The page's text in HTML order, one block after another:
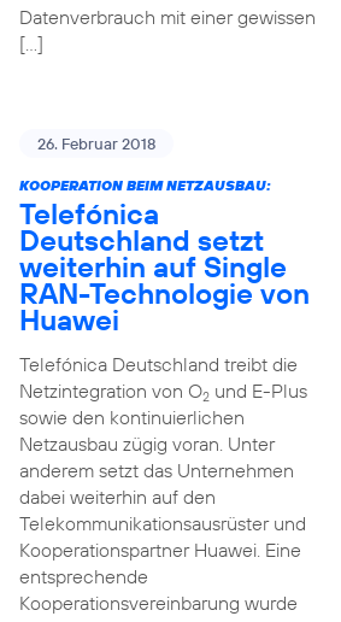
Datenverbrauch mit einer gewissen
[…]
26. Februar 2018
KOOPERATION BEIM NETZAUSBAU:
Telefónica
Deutschland setzt
weiterhin auf Single
RAN-Technologie von
Huawei
Telefónica Deutschland treibt die
Netzintegration von O2und E-Plus
sowie den kontinuierlichen
Netzausbau zügig voran. Unter
anderem setzt das Unternehmen
dabei weiterhin auf den
Telekommunikationsausrüster und
Kooperationspartner Huawei. Eine
entsprechende
Kooperationsvereinbarung wurde